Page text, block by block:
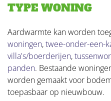
TYPE WONING
Aardwarmte kan worden
woningen,twee-onder-een-
villa's/boerderijen,
panden. Bestaande
worden gemaakt voor
toepasbaar op nieuwbouw.